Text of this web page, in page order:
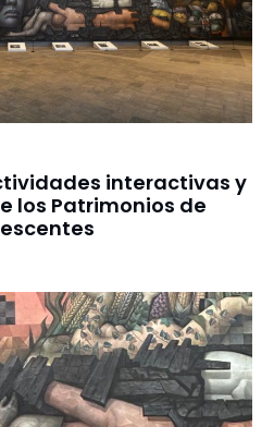
interactivas y
los Patrimonios de